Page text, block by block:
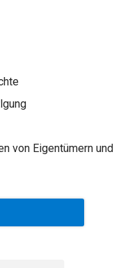
von Eigentümern und